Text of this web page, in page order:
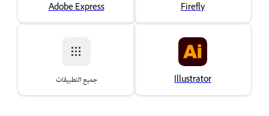
Firefly
Adobe Express
Illustrator جميع التطبيقات